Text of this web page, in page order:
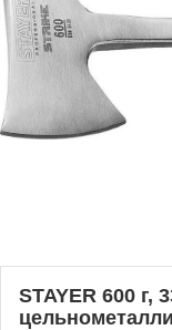
STAYER 600 г,